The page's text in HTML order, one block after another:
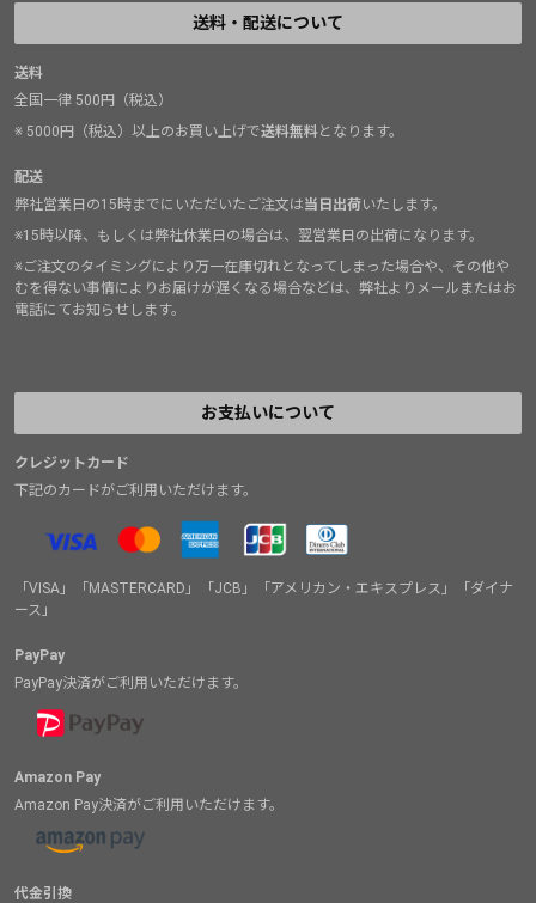
送料・配送について
送料
全国一律 500円（税込）
※ 5000円（税込）以上のお買い上げで送料無料となります。
配送
弊社営業日の15時までにいただいたご注文は当日出荷いたします。
※15時以降、もしくは弊社休業日の場合は、翌営業日の出荷になります。
※ご注文のタイミングにより万一在庫切れとなってしまった場合や、その他や
むを得ない事情によりお届けが遅くなる場合などは、弊社よりメールまたはお
電話にてお知らせします。
お支払いについて
クレジットカード
下記のカードがご利用いただけます。
「VISA」「MASTERCARD」「JCB」「アメリカン・エキスプレス」「ダイナ
ース」
PayPay
PayPay決済がご利用いただけます。
Amazon Pay
Amazon Pay決済がご利用いただけます。
代金引換